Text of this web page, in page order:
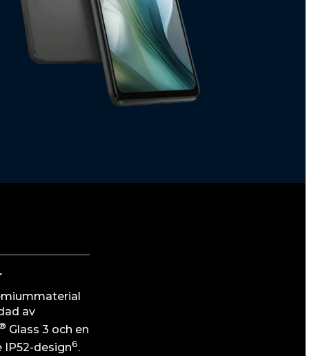
av
Glass 3 och en
IP52-design6.